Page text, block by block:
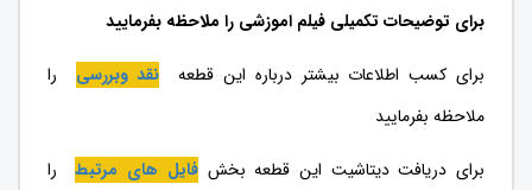
برای توضیحات تکمیلی فیلم اموزشی را ملاحظه بفرمایید
برای کسب اطلاعات بیشتر درباره این قطعه نقد وبررسی را
ملاحظه بفرمایید
برای دریافت دیتاشیت این قطعه بخشفایل های مرتبطرا